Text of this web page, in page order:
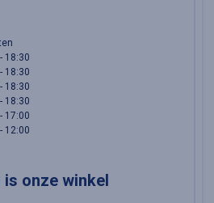
18:30
18:30
18:30
18:30
17:00
12:00
onze winkel